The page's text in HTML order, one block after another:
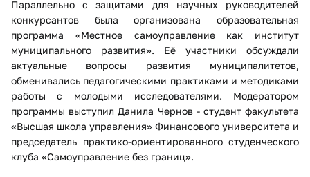
Параллельно с защитами для научных руководителей
конкурсантов была организована образовательная
программа «Местное самоуправление как институт
муниципального развития». Её участники обсуждали
актуальные вопросы развития муниципалитетов,
обменивались педагогическими практиками и методиками
работы с молодыми исследователями. Модератором
программы выступил Данила Чернов - студент факультета
«Высшая школа управления» Финансового университета и
председатель практико-ориентированного студенческого
клуба «Самоуправление без границ».